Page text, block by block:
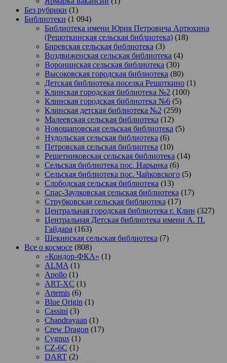
Без рубрики (1)
Библиотеки (1 094)
Библиотека имени Юрия Петровича Артюхина
(Решоткинская сельская библиотека) (18)
Биревская сельская библиотека (3)
Воздвиженская сельская библиотека (4)
Воронинская сельская библиотека (30)
Высоковская городская библиотека (80)
Детская библиотека поселка Решоткино (1)
Клинская городская библиотека №2 (100)
Клинская городская библиотека №6 (5)
Клинская детская библиотека №2 (259)
Малеевская сельская библиотека (12)
Новощаповская сельская библиотека (5)
Нудольская сельская библиотека (6)
Петровская сельская библиотека (10)
Решетниковская сельская библиотека (14)
Сельская библиотека пос. Нарынка (6)
Сельская библиотека пос. Чайковского (5)
Слободская сельская библиотека (13)
Спас-Заулковская сельская библиотека (17)
Струбковская сельская библиотека (17)
Центральная городская библиотека г. Клин (327)
Центральная Детская библиотека имени А. П.
Гайдара (163)
Щекинская сельская библиотека (7)
Все о космосе (808)
«Кондор-ФКА» (1)
ALMA(1)
Apollo (1)
ART-XC (1)
Artemis (6)
Blue Origin (1)
Cassini (3)
Chandrayaan (1)
Crew Dragon (17)
Cygnus (1)
CZ-6C (1)
DART (2)